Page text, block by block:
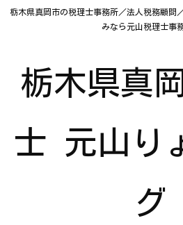
栃木県真岡市の税理士事務所／法人税務顧問
みなら元山税理士事
栃木県真
士 元山り
グ